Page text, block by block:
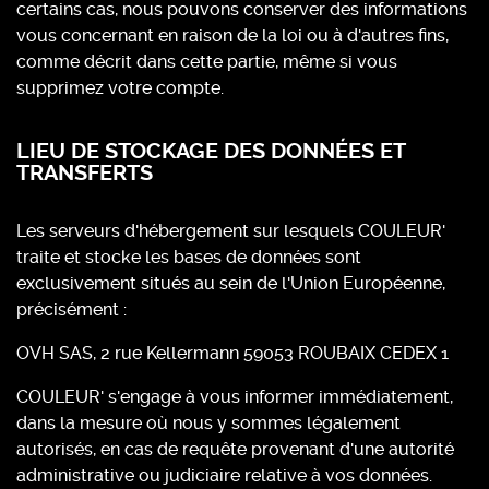
certains cas, nous pouvons conserver des informations
vous concernant en raison de la loi ou à d'autres fins,
comme décrit dans cette partie, même si vous
supprimez votre compte.
LIEU DE STOCKAGE DES DONNÉES ET
TRANSFERTS
Les serveurs d'hébergement sur lesquels COULEUR'
traite et stocke les bases de données sont
exclusivement situés au sein de l'Union Européenne,
précisément :
OVH SAS, 2 rue Kellermann 59053 ROUBAIX CEDEX 1
COULEUR' s'engage à vous informer immédiatement,
dans la mesure où nous y sommes légalement
autorisés, en cas de requête provenant d'une autorité
administrative ou judiciaire relative à vos données.